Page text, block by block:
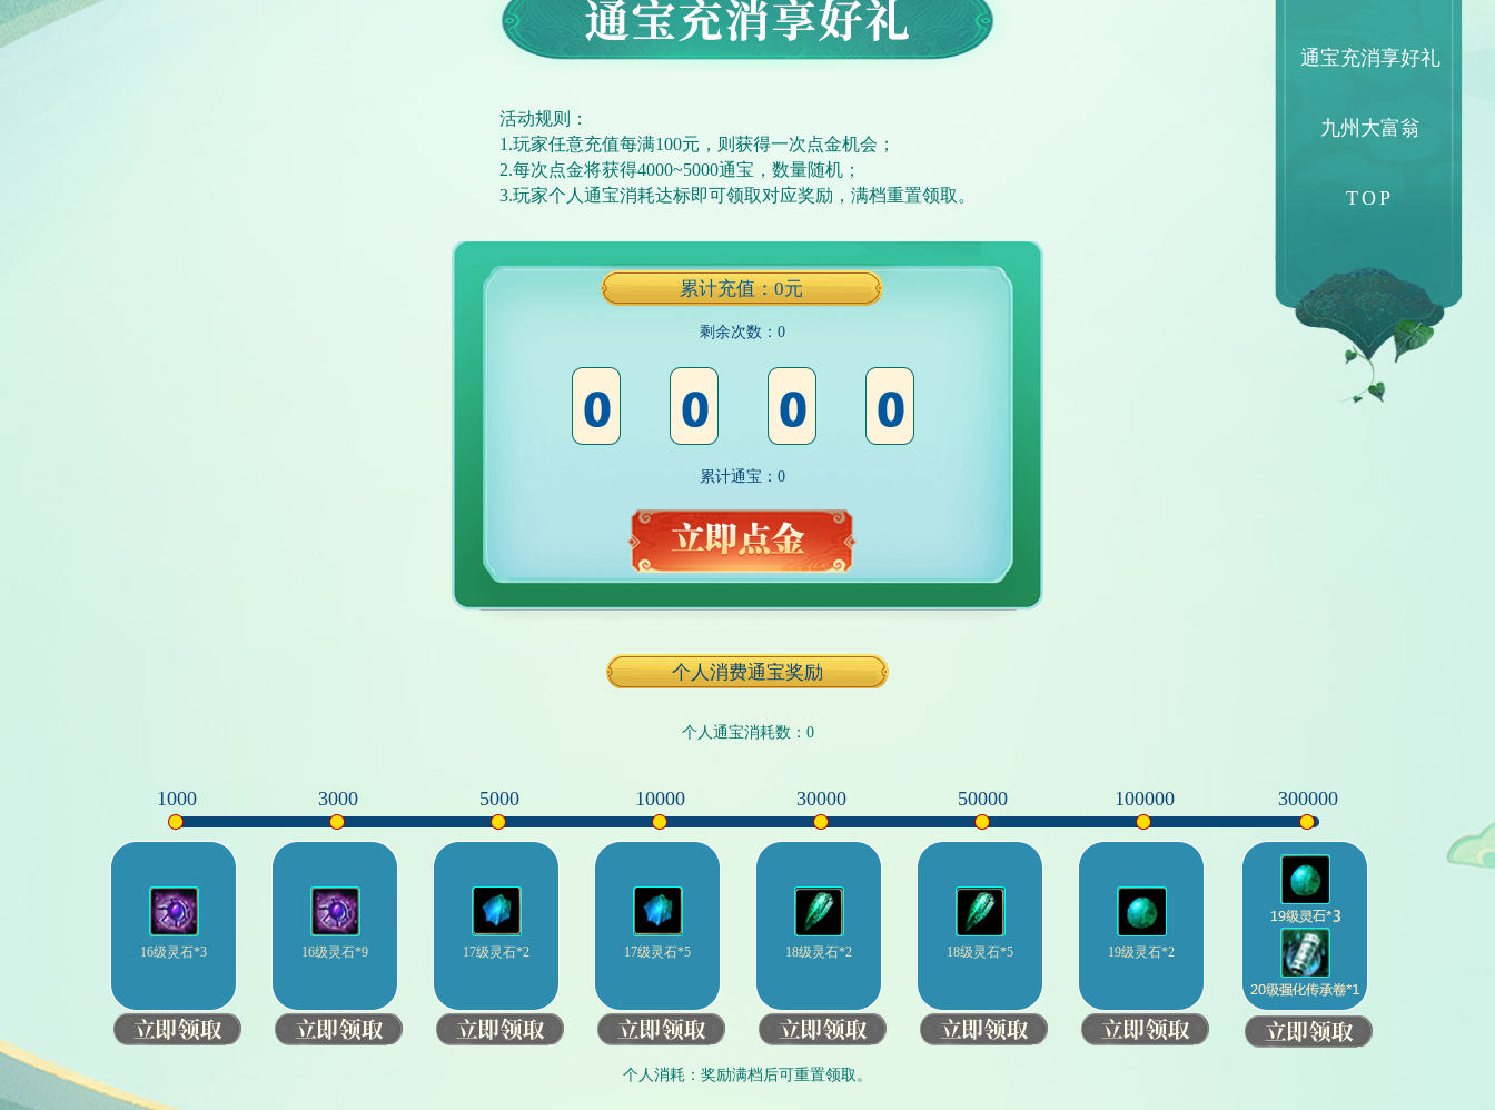
通宝充消享好礼
九州大富翁
TOP
活动规则：
1.玩家任意充值每满100元，则获得一次点金机会；
2.每次点金将获得4000~5000通宝，数量随机；
3.玩家个人通宝消耗达标即可领取对应奖励，满档重置领取。
累计充值：0元
剩余次数： 0
累计通宝： 0
个人消费通宝奖励
个人通宝消耗数： 0
16级灵石*3
1000
16级灵石*9
3000
17级灵石*2
5000
17级灵石*5
10000
18级灵石*2
30000
18级灵石*5
50000
19级灵石*2
100000 300000
个人消耗：奖励满档后可重置领取。